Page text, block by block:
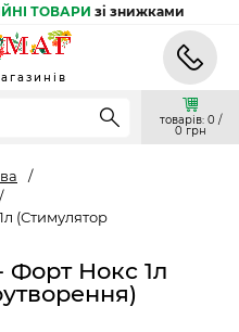
ТОВАРИ зі знижками
товарів: 0 /
0 грн
/
/
(Стимулятор
Нокс 1л